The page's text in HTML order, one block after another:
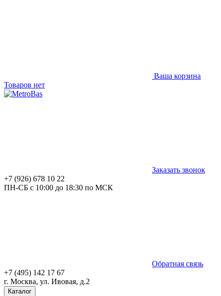
Ваша корзина
Товаров нет
Заказать звонок
+7 (926) 678 10 22
ПН-СБ с 10:00 до 18:30 по МСК
Обратная связь
+7 (495) 142 17 67
г. Москва, ул. Ивовая, д.2
Каталог